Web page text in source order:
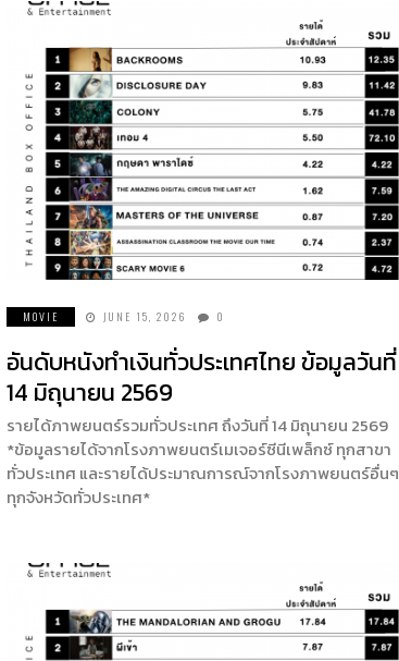
MOVIE JUNE 15, 2026 0
อันดับหนังทำเงินทั่วประเทศไทย ข้อมูลวันที่
14 มิถุนายน 2569
รายได้ภาพยนตร์รวมทั่วประเทศ ถึงวันที่ 14 มิถุนายน 2569
*ข้อมูลรายได้จากโรงภาพยนตร์เมเจอร์ซีนีเพล็กซ์ ทุกสาขา
ทั่วประเทศ และรายได้ประมาณการณ์จากโรงภาพยนตร์อื่นๆ
ทุกจังหวัดทั่วประเทศ*